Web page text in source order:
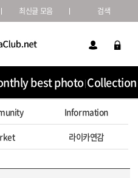
최신글 모음 검색
best photo Collection
Information
라이카연감